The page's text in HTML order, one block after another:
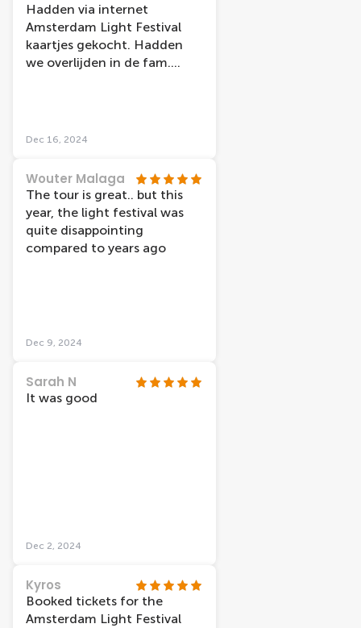
Hadden via internet
Amsterdam Light Festival
kaartjes gekocht. Hadden
we overlijden in de fam.
vaart was druk maar wel erg
Wij gingen nu 14 dec.ik ben
al een ander jaar geweest
toen eerder in het jaar dan is
het iets beter te doen
(minder druk ) Vaar je iets
Dec 16, 2024
Wouter Malaga
The tour is great.. but this
year, the light festival was
quite disappointing
compared to years ago
Dec 9, 2024
Sarah N
It was good
Dec 2, 2024
Kyros
Booked tickets for the
Amsterdam Light Festival